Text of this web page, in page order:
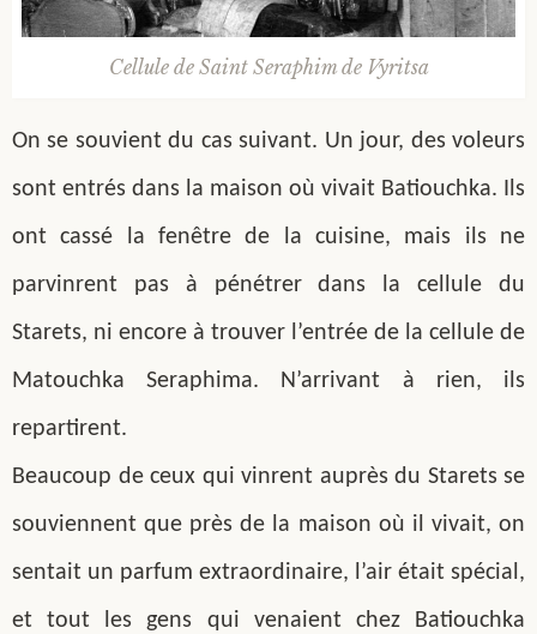
Cellule de Saint Seraphim de Vyritsa
On se souvient du cas suivant. Un jour, des voleurs
sont entrés dans la maison où vivait Batiouchka. Ils
ont cassé la fenêtre de la cuisine, mais ils ne
parvinrent pas à pénétrer dans la cellule du
Starets, ni encore à trouver l’entrée de la cellule de
Matouchka Seraphima. N’arrivant à rien, ils
repartirent.
Beaucoup de ceux qui vinrent auprès du Starets se
souviennent que près de la maison où il vivait, on
sentait un parfum extraordinaire, l’air était spécial,
et tout les gens qui venaient chez Batiouchka